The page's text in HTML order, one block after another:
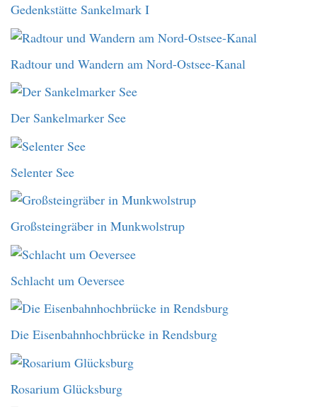
Gedenkstätte Sankelmark I
Radtour und Wandern am Nord-Ostsee-Kanal
Der Sankelmarker See
Selenter See
Großsteingräber in Munkwolstrup
Schlacht um Oeversee
Die Eisenbahnhochbrücke in Rendsburg
Rosarium Glücksburg